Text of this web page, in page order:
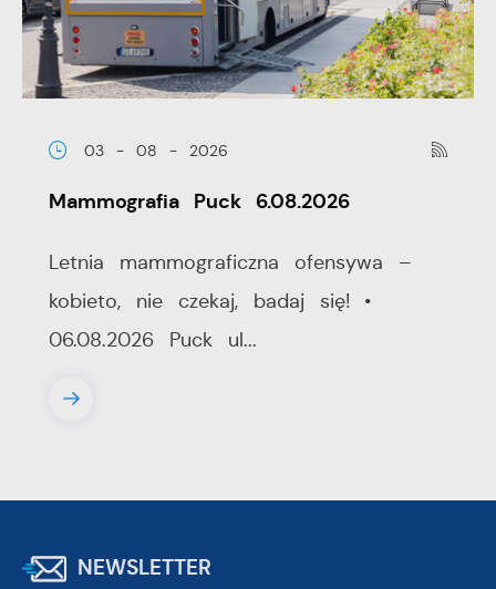
03 - 08 - 2026
Mammografia Puck 6.08.2026
Letnia mammograficzna ofensywa –
kobieto, nie czekaj, badaj się! •
06.08.2026 Puck ul...
NEWSLETTER